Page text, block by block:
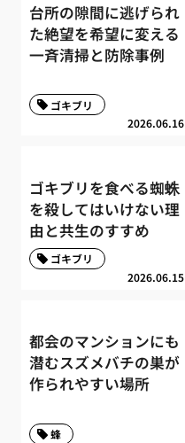
台所の隙間に逃げられ
た絶望を希望に変える
一斉清掃と防除事例
2026.06.16
ゴキブリ
ゴキブリを食べる蜘蛛
を殺してはいけない理
由と共生のすすめ
2026.06.15
ゴキブリ
都会のマンションにも
潜むスズメバチの巣が
作られやすい場所
蜂